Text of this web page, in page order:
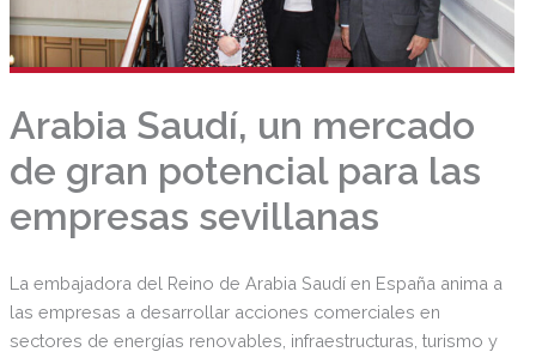
Arabia Saudí, un mercado
de gran potencial para las
empresas sevillanas
La embajadora del Reino de Arabia Saudí en España anima a
las empresas a desarrollar acciones comerciales en
sectores de energías renovables, infraestructuras, turismo y